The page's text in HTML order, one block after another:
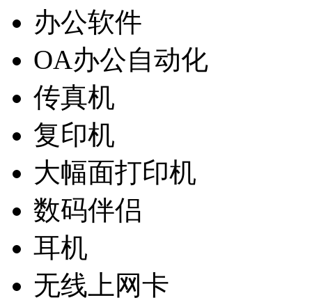
办公软件
OA办公自动化
传真机
复印机
大幅面打印机
数码伴侣
耳机
无线上网卡